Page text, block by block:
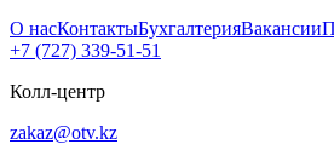
О насКонтактыБухгалтерияВакансии
+7 (727) 339-51-51
Колл-центр
zakaz@otv.kz